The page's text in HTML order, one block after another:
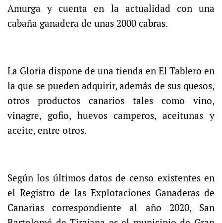
Amurga y cuenta en la actualidad con una
cabaña ganadera de unas 2000 cabras.
La Gloria dispone de una tienda en El Tablero en
la que se pueden adquirir, además de sus quesos,
otros productos canarios tales como vino,
vinagre, gofio, huevos camperos, aceitunas y
aceite, entre otros.
Según los últimos datos de censo existentes en
el Registro de las Explotaciones Ganaderas de
Canarias correspondiente al año 2020, San